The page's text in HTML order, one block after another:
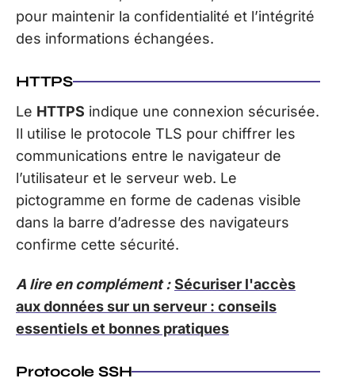
pour maintenir la confidentialité et l’intégrité
des informations échangées.
HTTPS
Le HTTPS indique une connexion sécurisée.
Il utilise le protocole TLS pour chiffrer les
communications entre le navigateur de
l’utilisateur et le serveur web. Le
pictogramme en forme de cadenas visible
dans la barre d’adresse des navigateurs
confirme cette sécurité.
A lire en complément : Sécuriser l'accès
aux données sur un serveur : conseils
essentiels et bonnes pratiques
Protocole SSH